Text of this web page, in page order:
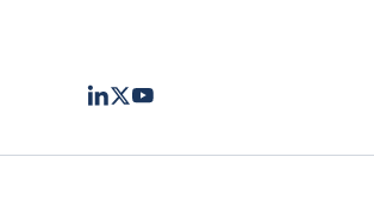
LinkedIn
TwitterYoutube